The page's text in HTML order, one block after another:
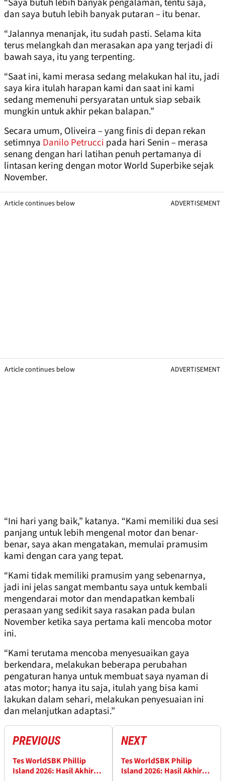
“Saya butuh lebih banyak pengalaman, tentu saja,
dan saya butuh lebih banyak putaran – itu benar.
“Jalannya menanjak, itu sudah pasti. Selama kita
terus melangkah dan merasakan apa yang terjadi di
bawah saya, itu yang terpenting.
“Saat ini, kami merasa sedang melakukan hal itu, jadi
saya kira itulah harapan kami dan saat ini kami
sedang memenuhi persyaratan untuk siap sebaik
mungkin untuk akhir pekan balapan.”
Secara umum, Oliveira – yang finis di depan rekan
setimnya Danilo Petrucci pada hari Senin – merasa
senang dengan hari latihan penuh pertamanya di
lintasan kering dengan motor World Superbike sejak
November.
Article continues below ADVERTISEMENT
Article continues below ADVERTISEMENT
“Ini hari yang baik,” katanya. “Kami memiliki dua sesi
panjang untuk lebih mengenal motor dan benar-
benar, saya akan mengatakan, memulai pramusim
kami dengan cara yang tepat.
“Kami tidak memiliki pramusim yang sebenarnya,
jadi ini jelas sangat membantu saya untuk kembali
mengendarai motor dan mendapatkan kembali
perasaan yang sedikit saya rasakan pada bulan
November ketika saya pertama kali mencoba motor
ini.
“Kami terutama mencoba menyesuaikan gaya
berkendara, melakukan beberapa perubahan
pengaturan hanya untuk membuat saya nyaman di
atas motor; hanya itu saja, itulah yang bisa kami
lakukan dalam sehari, melakukan penyesuaian ini
dan melanjutkan adaptasi.”
PREVIOUS
Tes WorldSBK Phillip
Island 2026: Hasil Akhir
NEXT
Tes WorldSBK Philip
Island 2026: Hasil Akhir